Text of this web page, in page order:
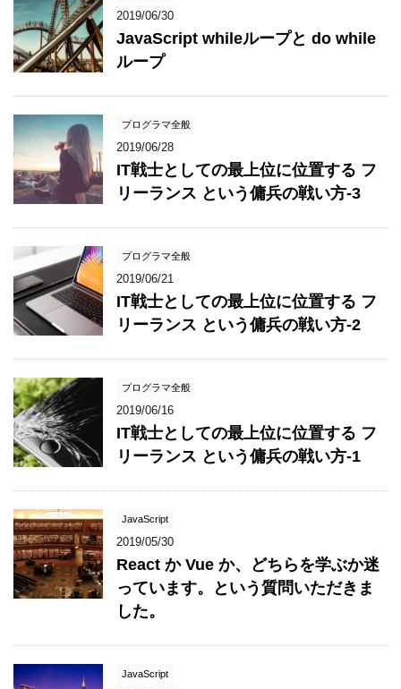
2019/06/30
JavaScript whileループと do while
ループ
プログラマ全般
2019/06/28
IT戦士としての最上位に位置する フ
リーランス という傭兵の戦い方-3
プログラマ全般
2019/06/21
IT戦士としての最上位に位置する フ
リーランス という傭兵の戦い方-2
プログラマ全般
2019/06/16
IT戦士としての最上位に位置する フ
リーランス という傭兵の戦い方-1
JavaScript
2019/05/30
React か Vue か、どちらを学ぶか迷
っています。という質問いただきま
した。
JavaScript